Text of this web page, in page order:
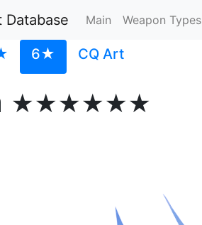
Database Main Weapon Types
6★ CQ Art
★★★★★★